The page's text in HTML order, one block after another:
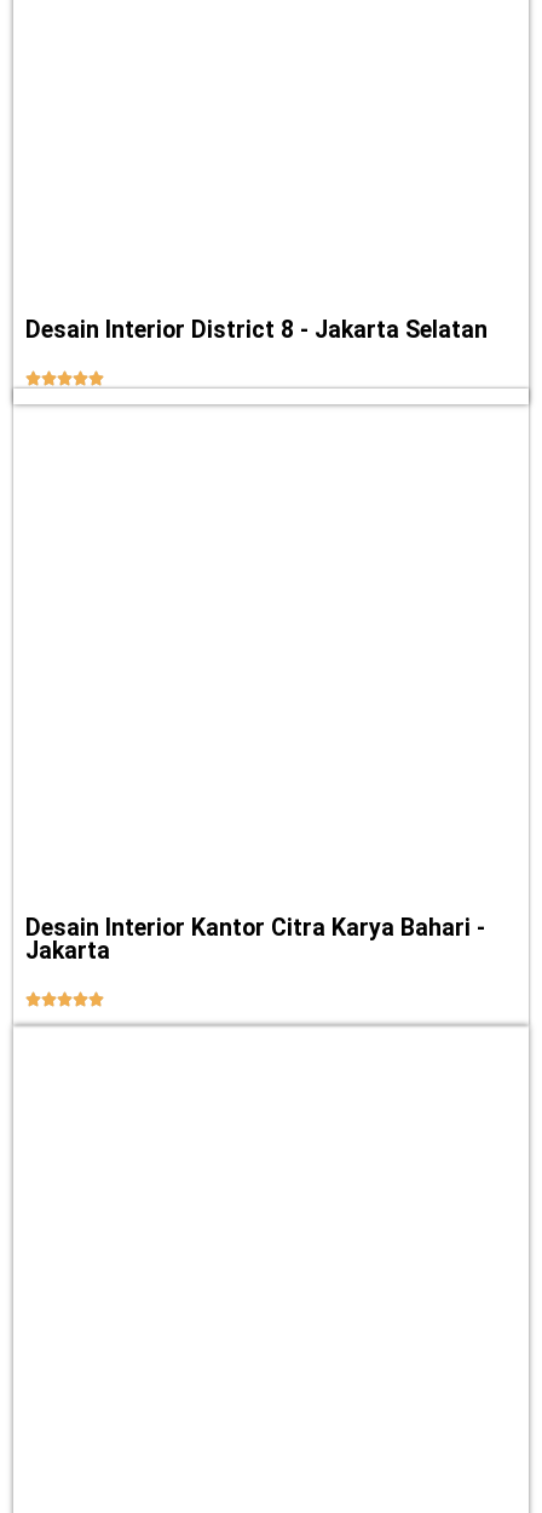
Desain Interior District 8 - Jakarta Selatan

Desain Interior Kantor Citra Karya Bahari -
Jakarta
